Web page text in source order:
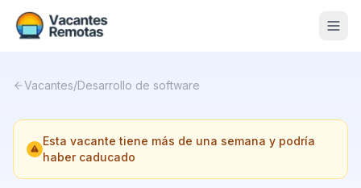
Nosotros
Contacto
Vacantes/Desarrollo de software
Esta vacante tiene más de una semana y podría
haber caducado